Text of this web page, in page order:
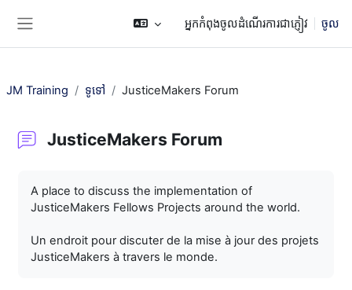
អ្នកកំពុងចូលដំណើរការជាភ្ញៀវ ចូល
JM Training ទូទៅ JusticeMakers Forum
JusticeMakers Forum
A place to discuss the implementation of
JusticeMakers Fellows Projects around the world.
Un endroit pour discuter de la mise à jour des projets
JusticeMakers à travers le monde.